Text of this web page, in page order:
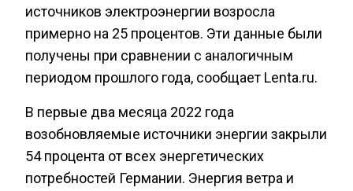
источников электроэнергии возросла
примерно на 25 процентов. Эти данные были
получены при сравнении с аналогичным
периодом прошлого года, сообщает Lenta.ru.
В первые два месяца 2022 года
возобновляемые источники энергии закрыли
54 процента от всех энергетических
потребностей Германии. Энергия ветра и